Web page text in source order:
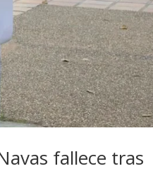
fallece tras